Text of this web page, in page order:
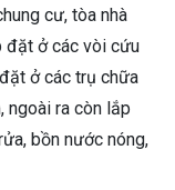
cư, tòa nhà
đặt ở các vòi cứu
ở các trụ chữa
ngoài ra còn lắp
bồn nước nóng,